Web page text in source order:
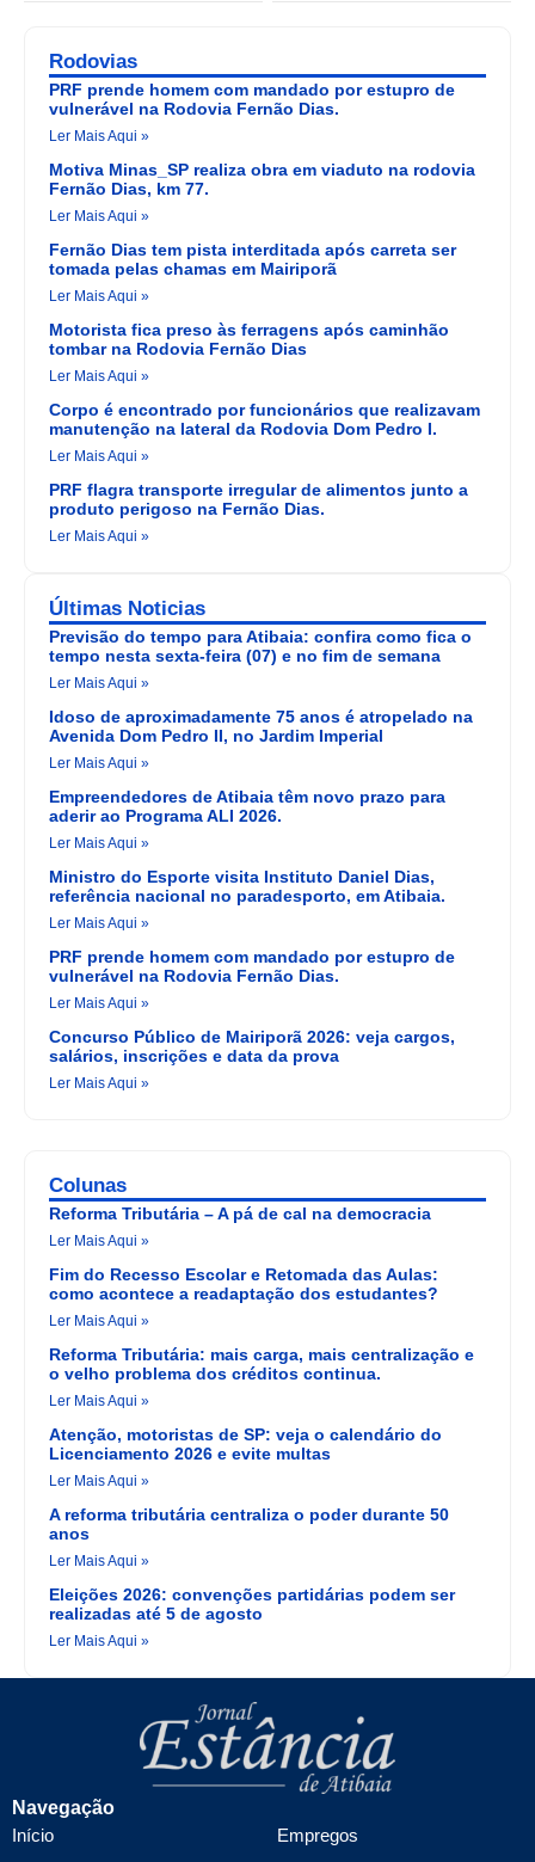
Rodovias
PRF prende homem com mandado por estupro de
vulnerável na Rodovia Fernão Dias.
Ler Mais Aqui »
Motiva Minas_SP realiza obra em viaduto na rodovia
Fernão Dias, km 77.
Ler Mais Aqui »
Fernão Dias tem pista interditada após carreta ser
tomada pelas chamas em Mairiporã
Ler Mais Aqui »
Motorista fica preso às ferragens após caminhão
tombar na Rodovia Fernão Dias
Ler Mais Aqui »
Corpo é encontrado por funcionários que realizavam
manutenção na lateral da Rodovia Dom Pedro I.
Ler Mais Aqui »
PRF flagra transporte irregular de alimentos junto a
produto perigoso na Fernão Dias.
Ler Mais Aqui »
Últimas Noticias
Previsão do tempo para Atibaia: confira como fica o
tempo nesta sexta-feira (07) e no fim de semana
Ler Mais Aqui »
Idoso de aproximadamente 75 anos é atropelado na
Avenida Dom Pedro II, no Jardim Imperial
Ler Mais Aqui »
Empreendedores de Atibaia têm novo prazo para
aderir ao Programa ALI 2026.
Ler Mais Aqui »
Ministro do Esporte visita Instituto Daniel Dias,
referência nacional no paradesporto, em Atibaia.
Ler Mais Aqui »
PRF prende homem com mandado por estupro de
vulnerável na Rodovia Fernão Dias.
Ler Mais Aqui »
Concurso Público de Mairiporã 2026: veja cargos,
salários, inscrições e data da prova
Ler Mais Aqui »
Colunas
Reforma Tributária – A pá de cal na democracia
Ler Mais Aqui »
Fim do Recesso Escolar e Retomada das Aulas:
como acontece a readaptação dos estudantes?
Ler Mais Aqui »
Reforma Tributária: mais carga, mais centralização e
o velho problema dos créditos continua.
Ler Mais Aqui »
Atenção, motoristas de SP: veja o calendário do
Licenciamento 2026 e evite multas
Ler Mais Aqui »
A reforma tributária centraliza o poder durante 50
anos
Ler Mais Aqui »
Eleições 2026: convenções partidárias podem ser
realizadas até 5 de agosto
Ler Mais Aqui »
Navegação
Início
Empregos